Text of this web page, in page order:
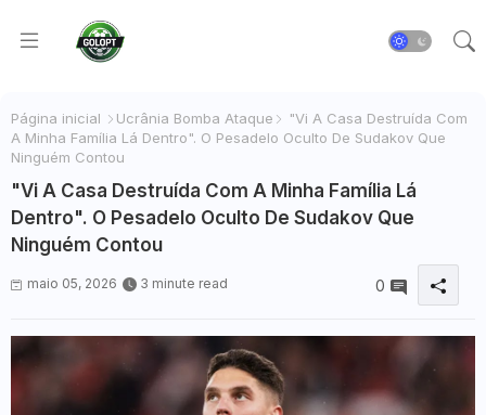
Página inicial Ucrânia Bomba Ataque
"Vi A Casa Destruída Com
A Minha Família Lá Dentro". O Pesadelo Oculto De Sudakov Que
Ninguém Contou
"Vi A Casa Destruída Com A Minha Família Lá
Dentro". O Pesadelo Oculto De Sudakov Que
Ninguém Contou
maio 05, 2026 3 minute read 0